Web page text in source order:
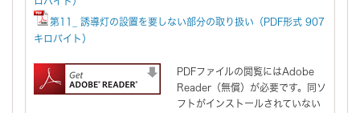
第11_ 誘導灯の設置を要しない部分の取り扱い（PDF形式 907
キロバイト）
PDFファイルの閲覧にはAdobe
Reader（無償）が必要です。同ソ
フトがインストールされていない